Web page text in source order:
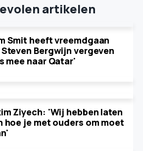
artikelen
Smit heeft vreemdgaan
Bergwijn vergeven
mee naar Qatar'
Ziyech: 'Wij hebben laten
hoe je met ouders om moet